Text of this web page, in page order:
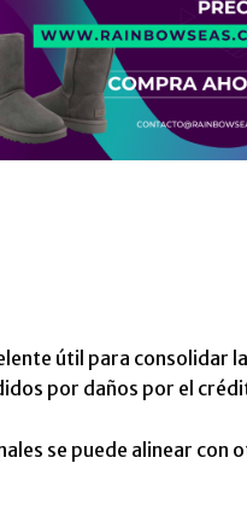
útil para consolidar
por daños por el
se puede alinear